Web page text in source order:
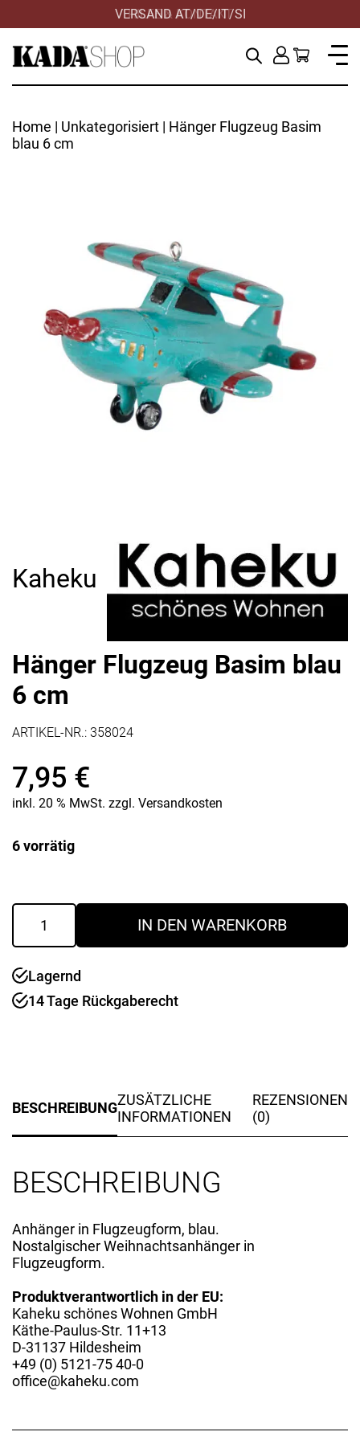
HILFE & KONTAKT
VERSAND AT/DE/IT/SI
Home | Unkategorisiert | Hänger Flugzeug Basim
blau 6 cm
Kaheku
Hänger Flugzeug Basim blau
6 cm
ARTIKEL-NR.: 358024
7,95 €
inkl. 20 % MwSt. zzgl. Versandkosten
6 vorrätig
Hänger
Flugzeug
Basim
6
cm
Menge
IN DEN WARENKORB
Lagernd
14 Tage Rückgaberecht
BESCHREIBUNGZUSÄTZLICHE
INFORMATIONEN
REZENSIONEN
(0)
BESCHREIBUNG
Anhänger in Flugzeugform, blau.
Nostalgischer Weihnachtsanhänger in
Flugzeugform.
Produktverantwortlich in der EU:
Kaheku schönes Wohnen GmbH
Käthe-Paulus-Str. 11+13
D-31137 Hildesheim
+49 (0) 5121-75 40-0
office@kaheku.com